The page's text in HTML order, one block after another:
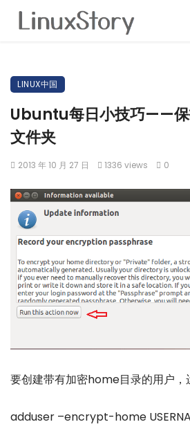
LINUX中国
Ubuntu每日小技巧——
文件夹
2013 年 10 月 27 日 1336 views 0
要创建带有加密home目录的用户，
adduser –encrypt-home